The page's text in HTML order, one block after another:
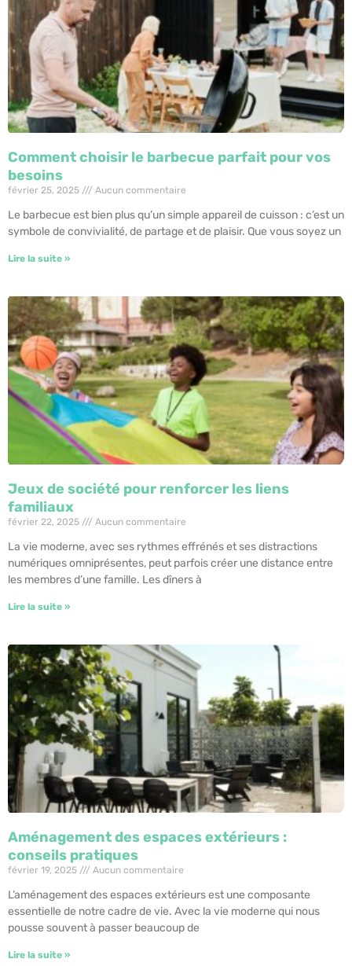
Comment choisir le barbecue parfait pour vos
besoins
février 25, 2025 Aucun commentaire
Le barbecue est bien plus qu’un simple appareil de cuisson : c’est un
symbole de convivialité, de partage et de plaisir. Que vous soyez un
Lire la suite »
Jeux de société pour renforcer les liens
familiaux
février 22, 2025 Aucun commentaire
La vie moderne, avec ses rythmes effrénés et ses distractions
numériques omniprésentes, peut parfois créer une distance entre
les membres d’une famille. Les dîners à
Lire la suite »
Aménagement des espaces extérieurs :
conseils pratiques
février 19, 2025 Aucun commentaire
L’aménagement des espaces extérieurs est une composante
essentielle de notre cadre de vie. Avec la vie moderne qui nous
pousse souvent à passer beaucoup de
Lire la suite »